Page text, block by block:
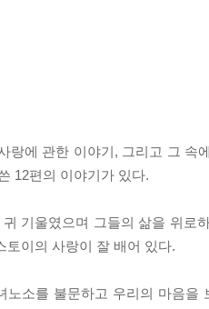
에 관한 이야기, 그리고 그 속
12편의 이야기가 있다.
기울였으며 그들의 삶을 위로
토이의 사랑이 잘 배어 있다.
소를 불문하고 우리의 마음을